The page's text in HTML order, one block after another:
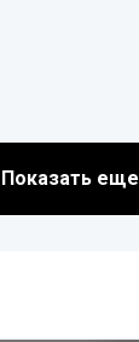
Показать еще